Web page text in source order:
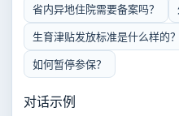
省内异地住院需要备案吗？
生育津贴发放标准是什么样的？
如何暂停参保？
对话示例